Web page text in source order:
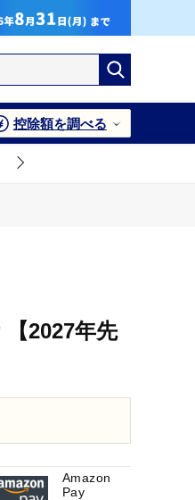
控除額を調べる
2027年先
Amazon
Pay